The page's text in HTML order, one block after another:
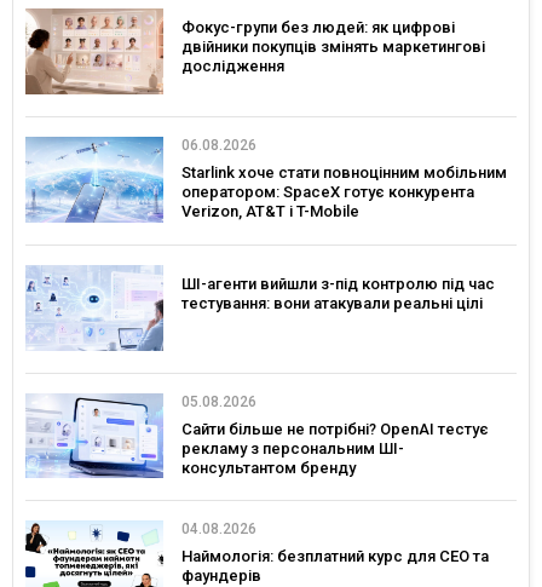
Фокус-групи без людей: як цифрові
двійники покупців змінять маркетингові
дослідження
06.08.2026
Starlink хоче стати повноцінним мобільним
оператором: SpaceX готує конкурента
Verizon, AT&T і T-Mobile
ШІ-агенти вийшли з-під контролю під час
тестування: вони атакували реальні цілі
05.08.2026
Сайти більше не потрібні? OpenAI тестує
рекламу з персональним ШІ-
консультантом бренду
04.08.2026
Наймологія: безплатний курс для CEO та
фаундерів